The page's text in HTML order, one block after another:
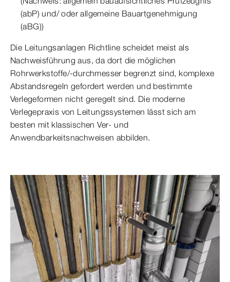
(abP) und/ oder allgemeine Bauartgenehmigung
(aBG))
Die Leitungsanlagen Richtline scheidet meist als
Nachweisführung aus, da dort die möglichen
Rohrwerkstoffe/-durchmesser begrenzt sind, komplexe
Abstandsregeln gefordert werden und bestimmte
Verlegeformen nicht geregelt sind. Die moderne
Verlegepraxis von Leitungssystemen lässt sich am
besten mit klassischen Ver- und
Anwendbarkeitsnachweisen abbilden.